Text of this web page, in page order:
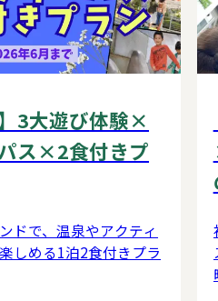
】3大遊び体験×
ス×2食付きプ
ドで、温泉やアクティ
しめる1泊2食付きプラ